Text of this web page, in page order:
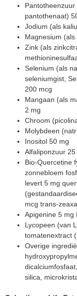
pantothenaat)
Jodium (als
Magnesium
Zink (als
Selenium (als
seleniumgist,
200 mcg
Mangaan (als
2 mg
Chroom
Molybdeen
Inositol 50 mg
Alfaliponzuur 25
Bio-Quercetine
zonnebloem
levert 5 mg
mcg trans-
Apigenine 5 mg
Lycopeen (van
tomatenextract
Overige
silica,